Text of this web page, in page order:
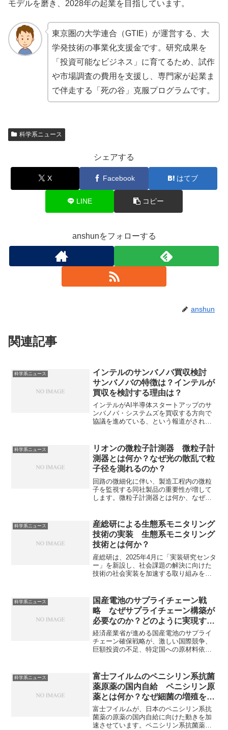
モデルを磨き、2028年の起業を目指しています。
東京圏の大学連合（GTIE）が運営する、大
学発技術の事業化支援金です。研究成果を
「投資可能なビジネス」に育てるため、試作
や市場調査の費用を支援し、専門家が起業ま
で伴走する「死の谷」克服プログラムです。
科学系ニュース
シェアする
X Facebook はてブ
LINE コピー
anshunをフォローする
anshun
関連記事
科学系ニュース
インテルのサンバノバ買収検討
サンバノバの特徴は？インテルが
買収を検討する理由は？
インテルがAI半導体スタートアップのサ
ンバノバ・システムズを買収する方向で
協議を進めている、という報道がされて
強みをもつスタートアップです。RDUの
特徴やインテルが買収を検討する理由を
知ることができます。
科学系ニュース
リオンの微粒子計測器 微粒子計
測器とは何か？なぜ光の散乱で粒
子径を測れるのか？
回路の微細化に伴い、製造工程内の微粒
子を監視する同社製品の重要性が増して
します。微粒子計測器とは何か、なぜ補
科学系ニュース
産総研による生態系モニタリング
技術の実装 生態系モニタリング
技術とは何か？
産総研は、2025年4月に「実装研究センタ
ー」を新設し、社会課題の解決に向けた
技術の社会実装を加速する取り組みを開
産総研が社会実装を目指す分野の一つで
す。：特定の生態系の生物多様性や環境
の状態や、その変化を継続的かつ定期的
に把握・記録するための技術である生態
系モニタリング技術にはどのようなもの
があるのかを知ることができます。
科学系ニュース
国産電池のサプライチェーン戦
略 なぜサプライチェーン構築が
必要なのか？どのように実現する
のか？
経済産業省が進める国産電池のサプライ
チェーン確保戦略が、激しい国際競争、
巨額投資の不足、特定国への原材料依
プライチェーン確保が必要な理由や様々
な課題にどう取り組んでいくのかを知る
ことができます。
科学系ニュース
富士フイルムのペニシリン系抗菌
薬原薬の国内自給 ペニシリン原
薬とは何か？なぜ細菌の増殖を抑
える作用を持つのか？
富士フイルムが、日本のペニシリン系抗
菌薬の原薬の国内自給に向けた動きを加
速させています。ペニシリン系抗菌薬の